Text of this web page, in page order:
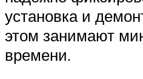
установка и
этом занимают
времени.